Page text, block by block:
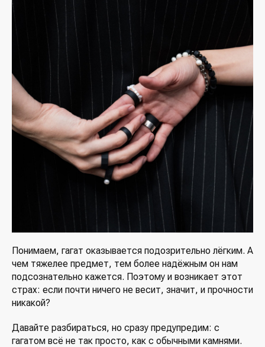
Понимаем, гагат оказывается подозрительно лёгким. А
чем тяжелее предмет, тем более надёжным он нам
подсознательно кажется. Поэтому и возникает этот
страх: если почти ничего не весит, значит, и прочности
никакой?
Давайте разбираться, но сразу предупредим: с
гагатом всё не так просто, как с обычными камнями.